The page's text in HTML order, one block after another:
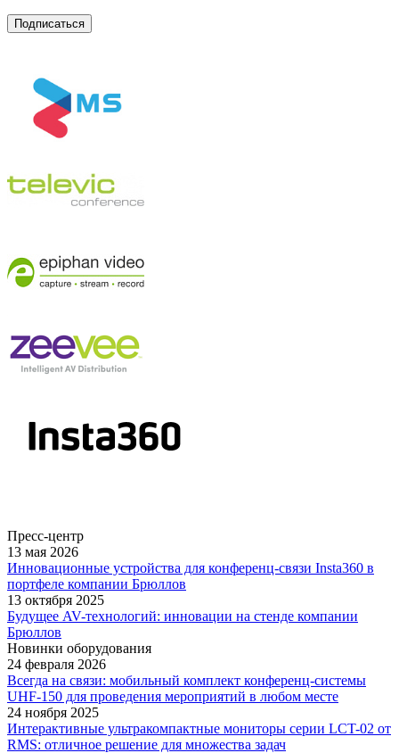
Пресс-центр
13 мая 2026
Инновационные устройства для конференц-связи Insta360 в
портфеле компании Брюллов
13 октября 2025
Будущее AV-технологий: инновации на стенде компании
Брюллов
Новинки оборудования
24 февраля 2026
Всегда на связи: мобильный комплект конференц-системы
UHF-150 для проведения мероприятий в любом месте
24 ноября 2025
Интерактивные ультракомпактные мониторы серии LCT-02 от
RMS: отличное решение для множества задач